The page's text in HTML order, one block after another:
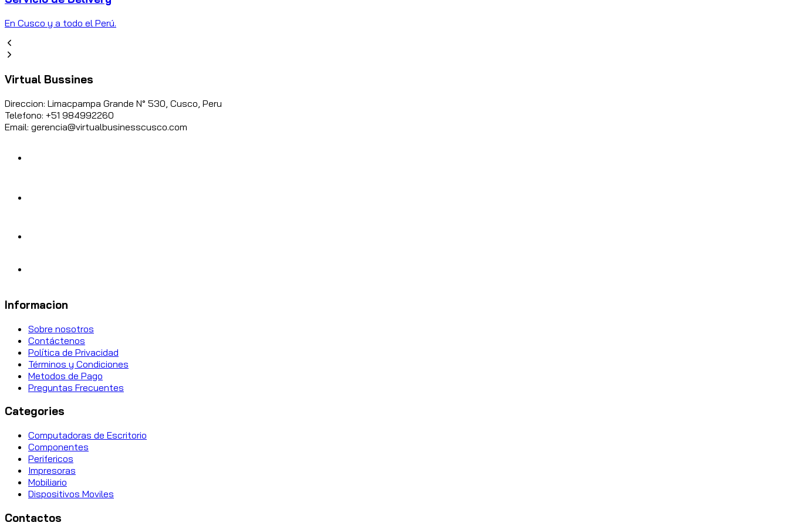
En Cusco y a todo el Perú.
Virtual Bussines
Direccion: Limacpampa Grande N° 530, Cusco, Peru
Telefono: +51 984992260
Email: gerencia@virtualbusinesscusco.com
Informacion
Sobre nosotros
Contáctenos
Política de Privacidad
Términos y Condiciones
Metodos de Pago
Preguntas Frecuentes
Categories
Computadoras de Escritorio
Componentes
Perifericos
Impresoras
Mobiliario
Dispositivos Moviles
Contactos